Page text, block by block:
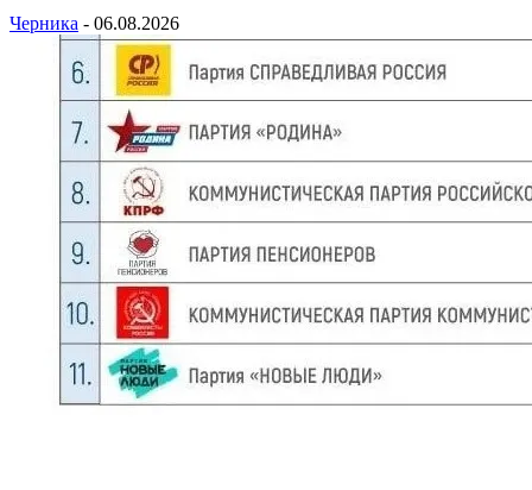
Черника - 06.08.2026